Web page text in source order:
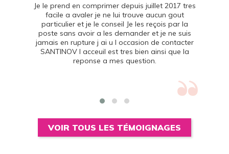
Je le prend en comprimer depuis juillet 2017 tres
facile a avaler je ne lui trouve aucun gout
particulier et je le conseil Je les reçois par la
poste sans avoir a les demander et je ne suis
jamais en rupture j ai u l occasion de contacter
SANTINOV l acceuil est tres bien ainsi que la
reponse a mes question.
VOIR TOUS LES TÉMOIGNAGES